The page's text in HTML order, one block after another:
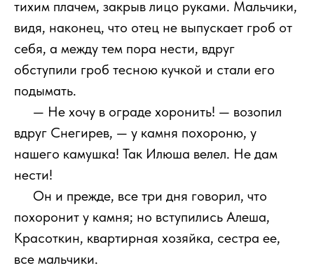
тихим плачем, закрыв лицо руками. Мальчики,
видя, наконец, что отец не выпускает гроб от
себя, а между тем пора нести, вдруг
обступили гроб тесною кучкой и стали его
подымать.
— Не хочу в ограде хоронить! — возопил
вдруг Снегирев, — у камня похороню, у
нашего камушка! Так Илюша велел. Не дам
нести!
Он и прежде, все три дня говорил, что
похоронит у камня; но вступились Алеша,
Красоткин, квартирная хозяйка, сестра ее,
все мальчики.